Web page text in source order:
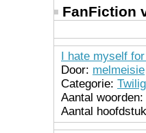
FanFiction
I hate myself
Door: melmeisie
Categorie:
Aantal woorden:
Aantal